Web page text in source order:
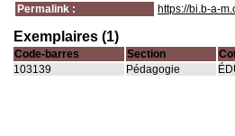
Permalink :
https://bi.b-a-
Exemplaires (1)
Code-barres Section
103139
Pédagogie